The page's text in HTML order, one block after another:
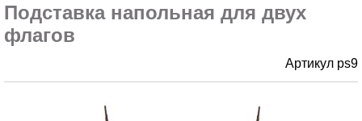
Подставка напольная для двух
флагов
Артикул ps9